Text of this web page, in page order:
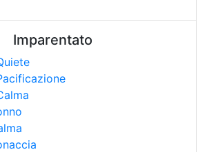
Imparentato